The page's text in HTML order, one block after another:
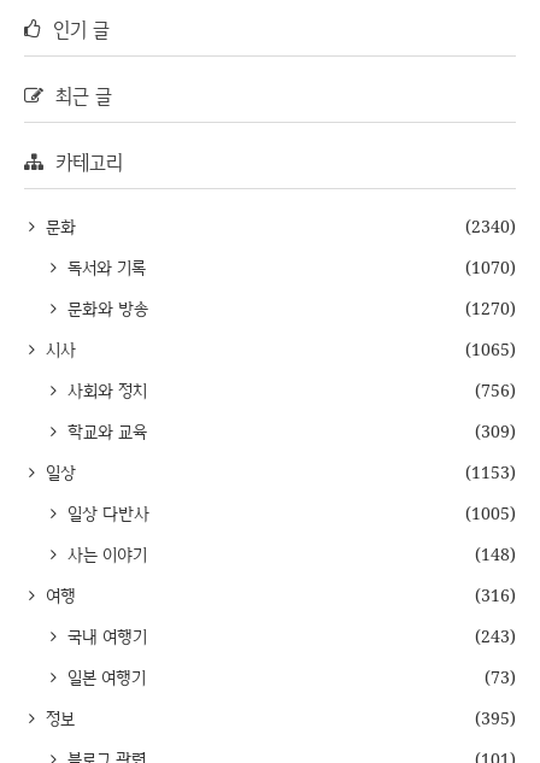
인기 글
최근 글
카테고리
문화
(2340)
독서와 기록
(1070)
문화와 방송
(1270)
시사
(1065)
사회와 정치
(756)
학교와 교육
(309)
일상
(1153)
일상 다반사
(1005)
사는 이야기
(148)
여행
(316)
국내 여행기
(243)
일본 여행기
(73)
정보
(395)
블로그 관련
(101)